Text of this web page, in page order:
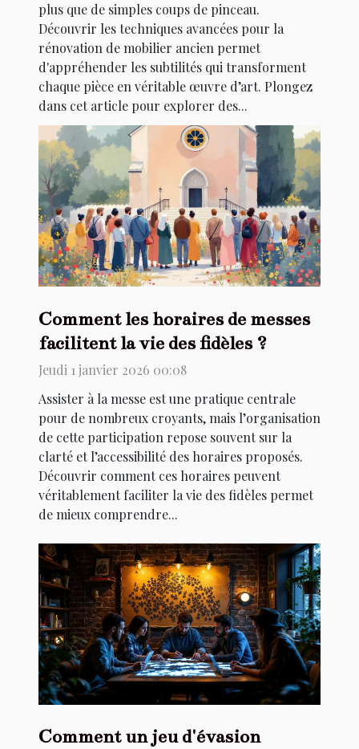
plus que de simples coups de pinceau.
Découvrir les techniques avancées pour la
rénovation de mobilier ancien permet
d'appréhender les subtilités qui transforment
chaque pièce en véritable œuvre d’art. Plongez
dans cet article pour explorer des...
Comment les horaires de messes
facilitent la vie des fidèles ?
Jeudi 1 janvier 2026 00:08
Assister à la messe est une pratique centrale
pour de nombreux croyants, mais l’organisation
de cette participation repose souvent sur la
clarté et l’accessibilité des horaires proposés.
Découvrir comment ces horaires peuvent
véritablement faciliter la vie des fidèles permet
de mieux comprendre...
Comment un jeu d'évasion